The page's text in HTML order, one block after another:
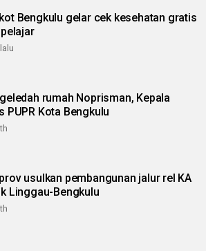
Bengkulu gelar cek kesehatan gratis
rumah Noprisman, Kepala
PUPR Kota Bengkulu
usulkan pembangunan jalur rel KA
Linggau-Bengkulu